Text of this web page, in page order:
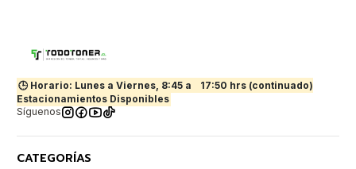
🕒 Horario: Lunes a Viernes, 8:45 a
17:50 hrs (continuado)
Estacionamientos Disponibles
Síguenos
CATEGORÍAS